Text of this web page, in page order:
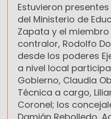
Estuvieron
del Ministerio de
Zapata y el
contralor, Rodolfo
desde los poderes
a nivel local
Gobierno, Claudia
Técnica a cargo,
Coronel; los